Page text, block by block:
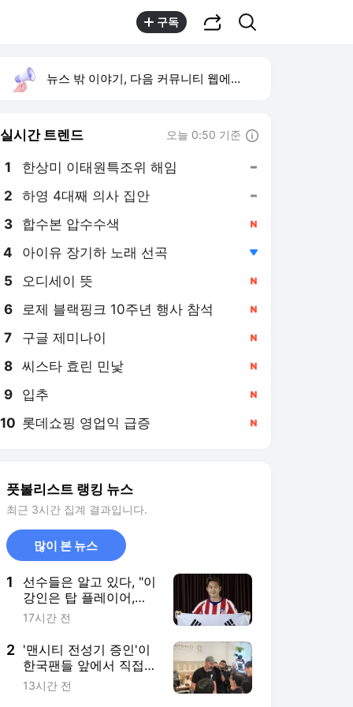
구독
뉴스 밖 이야기, 다음 커뮤니티 웹에서 보기
실시간 트렌드 오늘 0:50 기준
1 한상미 이태원특조위 해임
2 하영 4대째 의사 집안
3 합수본 압수수색
4 아이유 장기하 노래 선곡
5 오디세이 뜻
6 로제 블랙핑크 10주년 행사 참석
7 구글 제미나이
8 씨스타 효린 민낯
9 입추
10 롯데쇼핑 영업익 급증
풋볼리스트 랭킹 뉴스
최근 3시간 집계 결과입니다.
많이 본 뉴스
1
선수들은 알고 있다, "이
강인은 탑 플레이어,
PSG서 출전시간 더 줬
17시간 전
2 '맨시티 전성기 증인'이
한국팬들 앞에서 직접
밝힌 비하인드 "제일 좋
13시간 전